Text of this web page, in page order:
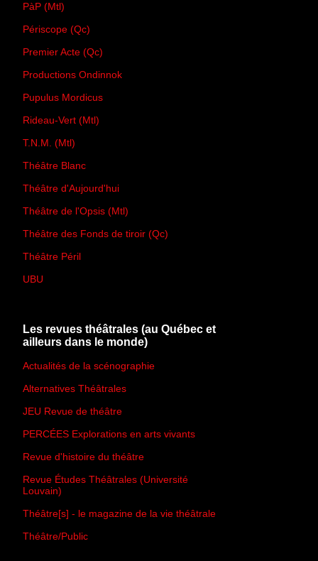
PàP (Mtl)
Périscope (Qc)
Premier Acte (Qc)
Productions Ondinnok
Pupulus Mordicus
Rideau-Vert (Mtl)
T.N.M. (Mtl)
Théâtre Blanc
Théâtre d'Aujourd'hui
Théâtre de l'Opsis (Mtl)
Théâtre des Fonds de tiroir (Qc)
Théâtre Péril
UBU
Les revues théâtrales (au Québec et
ailleurs dans le monde)
Actualités de la scénographie
Alternatives Théâtrales
JEU Revue de théâtre
PERCÉES Explorations en arts vivants
Revue d'histoire du théâtre
Revue Études Théâtrales (Université
Louvain)
Théâtre[s] - le magazine de la vie théâtrale
Théâtre/Public